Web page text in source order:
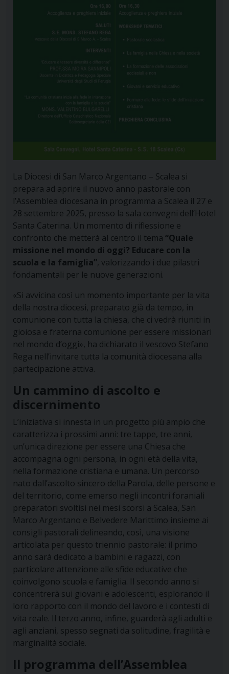
La Diocesi di San Marco Argentano – Scalea si
prepara ad aprire il nuovo anno pastorale con
l’Assemblea diocesana in programma a Scalea il 27 e
28 settembre 2025, presso la sala convegni dell’Hotel
Santa Caterina. Un momento di riflessione e
confronto che metterà al centro il tema “Quale
missione nel mondo di oggi? Educare con la
scuola e la famiglia”, valorizzando i due pilastri
fondamentali per le nuove generazioni.
«Si avvicina così un momento importante per la vita
della nostra diocesi, preparato già da tempo, in
comunione con tutta la chiesa, che ci vedrà riuniti in
gioiosa e fraterna comunione per essere missionari
nel mondo d’oggi», ha dichiarato il vescovo Stefano
Rega nell’invitare tutta la comunità diocesana alla
partecipazione attiva.
Un cammino di ascolto e
discernimento
L’iniziativa si innesta in un progetto più ampio che
caratterizza i prossimi anni: tre tappe, tre anni,
un’unica direzione per essere una Chiesa che
accompagna ogni persona, in ogni età della vita,
nella formazione cristiana e umana. Un percorso
nato dall’ascolto sincero della Parola, delle persone e
del territorio, come emerso negli incontri foraniali
preparatori svoltisi nei mesi scorsi a Scalea, San
Marco Argentano e Belvedere Marittimo insieme ai
consigli pastorali delineando, così, una visione
articolata per questo triennio pastorale: il primo
anno sarà dedicato a bambini e ragazzi, con
particolare attenzione alle sfide educative che
coinvolgono scuola e famiglia. Il secondo anno si
concentrerà sui giovani e adolescenti, esplorando il
loro rapporto con il mondo del lavoro e i contesti di
vita reale. Il terzo anno, infine, guarderà agli adulti e
agli anziani, spesso segnati da solitudine, fragilità e
marginalità sociale.
Il programma dell’Assemblea